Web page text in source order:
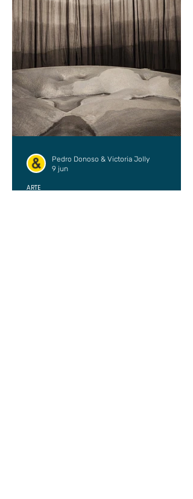
ARTE
Pedro Donoso & Victoria Jolly
9 jun